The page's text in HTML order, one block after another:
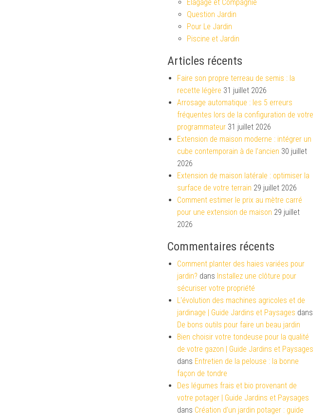
Elagage et Compagnie
Question Jardin
Pour Le Jardin
Piscine et Jardin
Articles récents
Faire son propre terreau de semis : la
recette légère 31 juillet 2026
Arrosage automatique : les 5 erreurs
fréquentes lors de la configuration de votre
programmateur 31 juillet 2026
Extension de maison moderne : intégrer un
cube contemporain à de l’ancien 30 juillet
2026
Extension de maison latérale : optimiser la
surface de votre terrain 29 juillet 2026
Comment estimer le prix au mètre carré
pour une extension de maison 29 juillet
2026
Commentaires récents
Comment planter des haies variées pour
jardin? dans Installez une clôture pour
sécuriser votre propriété
L'évolution des machines agricoles et de
jardinage | Guide Jardins et Paysages dans
De bons outils pour faire un beau jardin
Bien choisir votre tondeuse pour la qualité
de votre gazon | Guide Jardins et Paysages
dans Entretien de la pelouse : la bonne
façon de tondre
Des légumes frais et bio provenant de
votre potager | Guide Jardins et Paysages
dans Création d’un jardin potager : guide